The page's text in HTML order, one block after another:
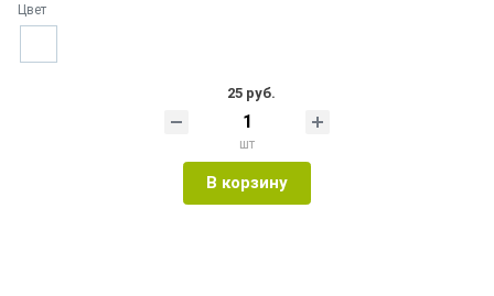
Цвет
25 руб.
шт
В корзину